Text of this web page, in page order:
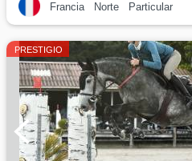
Francia Norte Particular
PRESTIGIO